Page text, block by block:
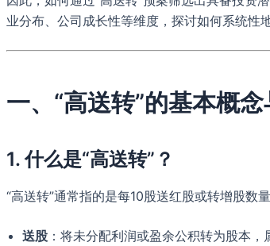
业分布、公司成长性等维度，探讨如何系统性
一、“高送转”的基本概
1. 什么是“高送转”？
“高送转”通常指的是每10股送红股或转增股数
送股 ：将未分配利润或盈余公积转为股本，